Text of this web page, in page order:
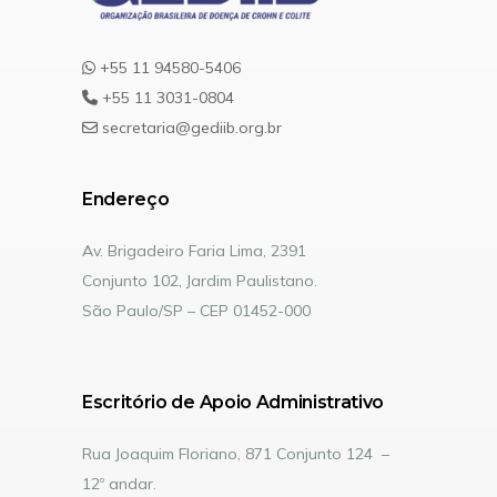
+55 11 94580-5406
+55 11 3031-0804
secretaria@gediib.org.br
Endereço
Av. Brigadeiro Faria Lima, 2391
Conjunto 102, Jardim Paulistano.
São Paulo/SP – CEP 01452-000
Escritório de Apoio Administrativo
Rua Joaquim Floriano, 871 Conjunto 124 –
12º andar.